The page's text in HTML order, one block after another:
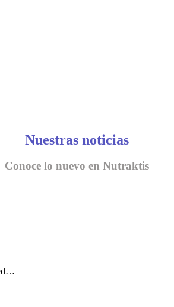
Nuestras noticias
Conoce lo nuevo en Nutraktis